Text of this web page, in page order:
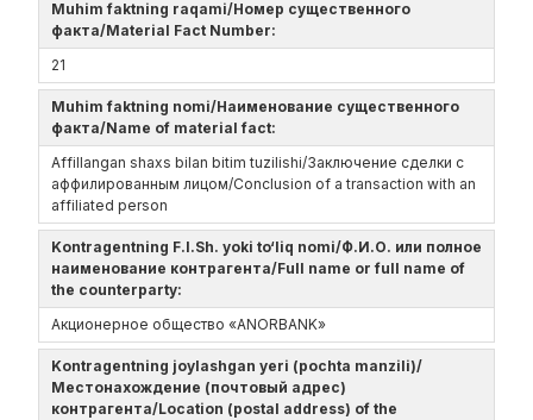
Muhim faktning raqami/Номер существенного
факта/Material Fact Number:
21
Muhim faktning nomi/Наименование существенного
факта/Name of material fact:
Affillangan shaxs bilan bitim tuzilishi/Заключение сделки с
аффилированным лицом/Conclusion of a transaction with an
affiliated person
Kontragentning F.I.Sh. yoki to‘liq nomi/Ф.И.О. или полное
наименование контрагента/Full name or full name of
the counterparty:
Акционерное общество «ANORBANK»
Kontragentning joylashgan yeri (pochta manzili)/
Местонахождение (почтовый адрес)
контрагента/Location (postal address) of the